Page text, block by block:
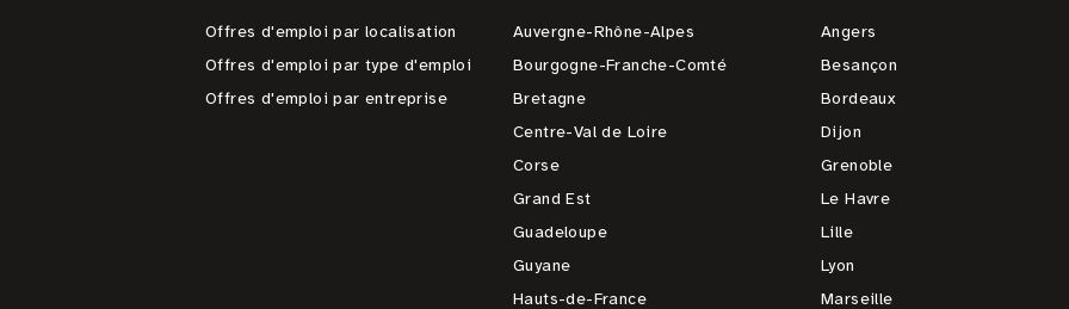
Offres d'emploi par localisation
Offres d'emploi par type d'emploi
Offres d'emploi par entreprise
Auvergne-Rhône-Alpes
Bourgogne-Franche-Comté
Bretagne
Centre-Val de Loire
Corse
Grand Est
Guadeloupe
Guyane
Hauts-de-France
Angers
Besançon
Bordeaux
Dijon
Grenoble
Le Havre
Lille
Lyon
Marseille